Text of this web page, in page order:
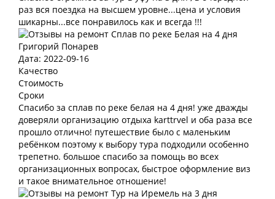
раз вся поездка на высшем уровне...цена и условия
шикарны...все понравилось как и всегда !!!
Григорий Понарев
Дата: 2022-09-16
Качество
Стоимость
Сроки
Спасибо за сплав по реке белая на 4 дня! уже дважды
доверяли организацию отдыха karttrvel и оба раза все
прошло отлично! путешествие было с маленьким
ребёнком поэтому к выбору тура подходили особенно
трепетно. большое спасибо за помощь во всех
организационных вопросах, быстрое оформление виз
и такое внимательное отношение!